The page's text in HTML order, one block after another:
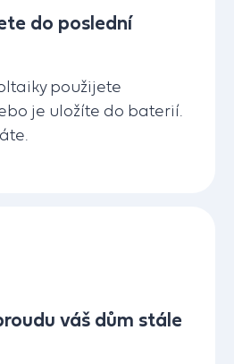
do poslední
použijete
je uložíte do baterií.
váš dům stále